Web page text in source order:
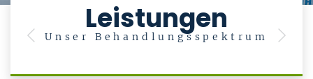
Leistungen
Unser Behandlungsspektrum
Previous Next